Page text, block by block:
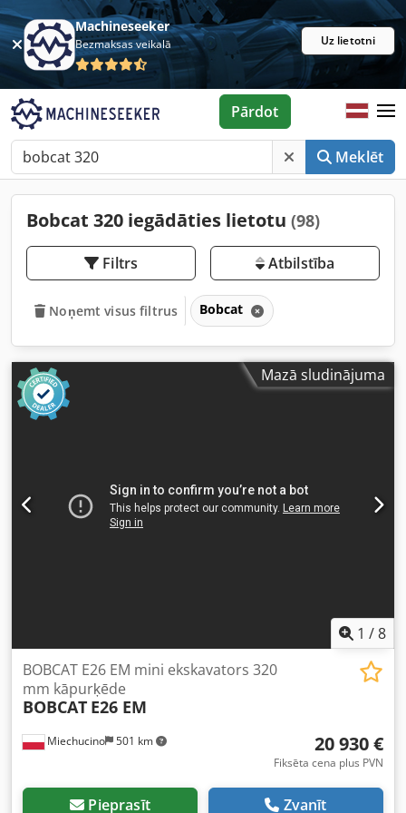
Machineseeker
Bezmaksas veikalā Uz lietotni
Meklēt
Pārdot
Bobcat 320 iegādāties lietotu (98)
Filtrs Atbilstība
Noņemt visus filtrus Bobcat
Mazā sludinājuma
1 /8
Miechucino 501 km
BOBCAT E26 EM mini ekskavators 320
mm kāpurķēde
BOBCAT E26 EM
20 930 €
Fiksēta cena plus PVN
Pieprasīt Zvanīt